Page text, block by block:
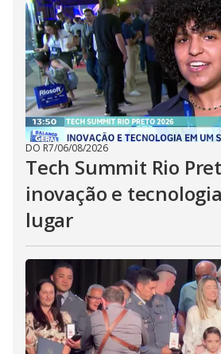
DO R7/06/08/2026
Tech Summit Rio
inovação e
lugar